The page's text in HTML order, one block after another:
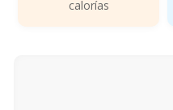
calorías